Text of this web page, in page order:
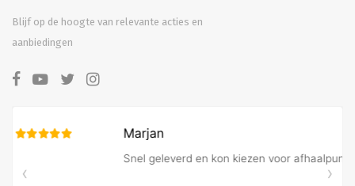
Blijf op de hoogte van relevante acties en
aanbiedingen